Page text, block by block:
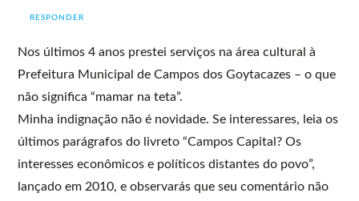
RESPONDER
Nos últimos 4 anos prestei serviços na área cultural à
Prefeitura Municipal de Campos dos Goytacazes – o que
não significa “mamar na teta”.
Minha indignação não é novidade. Se interessares, leia os
últimos parágrafos do livreto “Campos Capital? Os
interesses econômicos e políticos distantes do povo”,
lançado em 2010, e observarás que seu comentário não